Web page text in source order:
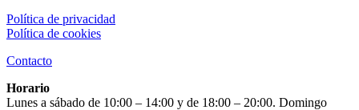
Política de privacidad
Política de cookies
Contacto
Horario
Lunes a sábado de 10:00 – 14:00 y de 18:00 – 20:00. Domingo